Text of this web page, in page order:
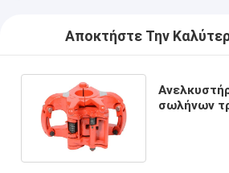
Αποκτήστε Την
σωλήνων